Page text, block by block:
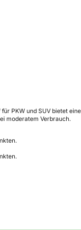
PKW und SUV bietet
moderatem Verbrauch.